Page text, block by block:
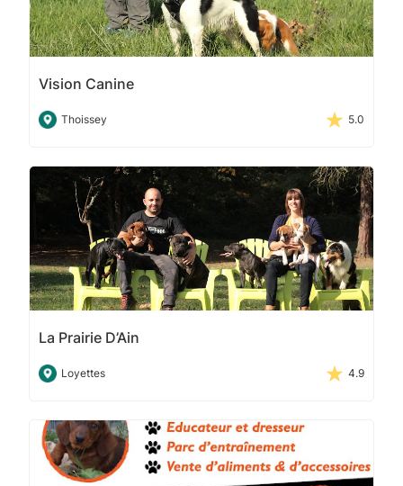
Vision Canine
Thoissey 5.0
La Prairie D’Ain
Loyettes 4.9